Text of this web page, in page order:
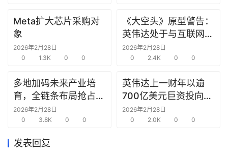
创
投
之
商
机
链
Meta扩大芯片采购对
象
2026年2月28日
0
1.3K 0 0
《大空头》原型警告：
英伟达处于与互联网泡
沫时期思科同样的“危
险境地”
2026年2月28日
0
2.4K 0 0
多地加码未来产业培
育，全链条布局抢占新
赛道先机
2026年2月28日
0
3.8K 0 0
英伟达上一财年以逾
700亿美元巨资投向合
作方，竭力巩固AI芯片
需求
2026年2月28日
0
2.0K 0 0
发表回复